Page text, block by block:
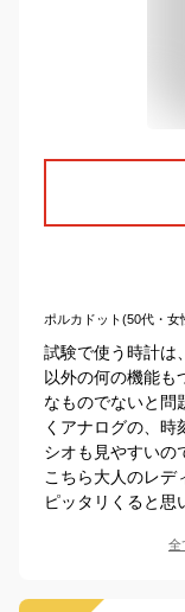
ポルカドット(50代・女
試験で使う時計は
以外の何の機能も
なものでないと問
くアナログの、時
シオも見やすいの
こちら大人のレデ
ピッタリくると思
全